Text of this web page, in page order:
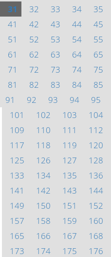
31
32 33 34 35
41
42 43 44 45
51
52 53 54 55
61
62 63 64 65
71
72 73 74 75
81
82 83 84 85
91
92 93 94 95
101
102 103 104
109
110 111 112
117
118 119 120
125
126 127 128
133
134 135 136
141
142 143 144
149
150 151 152
157
158 159 160
165
166 167 168
173
174 175 176